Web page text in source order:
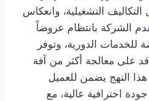
التشغيلية، وانعكاس
الشركة بانتظام عروضاً
الدورية، وتوفر
على معالجة أكثر من آفة
النهج يضمن للعميل
احترافية عالية، مع